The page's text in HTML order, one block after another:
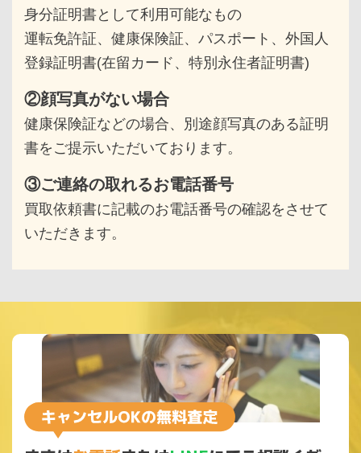
身分証明書として利用可能なもの
運転免許証、健康保険証、パスポート、 外国人
登録証明書(在留カード、特別永住者証明書)
②顔写真がない場合
健康保険証などの場合、別途顔写真のある証明
書をご提示いただいております。
③ご連絡の取れるお電話番号
買取依頼書に記載のお電話番号の確認をさせて
いただきます。